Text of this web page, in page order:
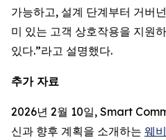
가능하고, 설계 단계부터 거버
미 있는 고객 상호작용을 지원
있다.”라고 설명했다.
추가 자료
2026년 2월 10일, Smart
신과 향후 계획을 소개하는 웨